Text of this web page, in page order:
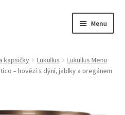
Menu
kapsičky Lukullus
Lukullus Menu
– hovězí s dýní, jablky a oregánem